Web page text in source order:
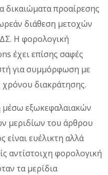
δικαιώματα προαίρεσης
διάθεση μετοχών
Η φορολογική
έχει επίσης σαφές
για συμμόρφωση με
χρόνου διακράτησης.
μέσω εξωκεφαλαιακών
μεριδίων του άρθρου
είναι ευέλικτη αλλά
αντίστοιχη φορολογική
τα μερίδια